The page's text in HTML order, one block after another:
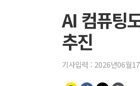
AI 컴퓨팅
추진
기사입력 : 2026년06월